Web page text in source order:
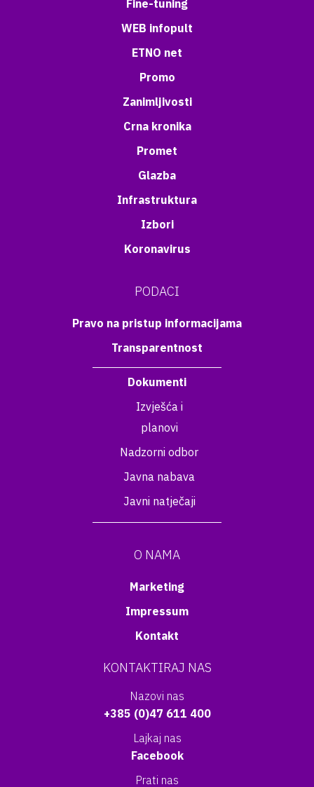
Fine-tuning
WEB infopult
ETNO net
Promo
Zanimljivosti
Crna kronika
Promet
Glazba
Infrastruktura
Izbori
Koronavirus
PODACI
Pravo na pristup informacijama
Transparentnost
Dokumenti
Izvješća i
planovi
Nadzorni odbor
Javna nabava
Javni natječaji
O NAMA
Marketing
Impressum
Kontakt
KONTAKTIRAJ NAS
Nazovi nas
+385 (0)47 611 400
Lajkaj nas
Facebook
Prati nas